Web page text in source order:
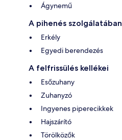
Ágynemű
A pihenés szolgálatában
Erkély
Egyedi berendezés
A felfrissülés kellékei
Esőzuhany
Zuhanyzó
Ingyenes piperecikkek
Hajszárító
Törölközők